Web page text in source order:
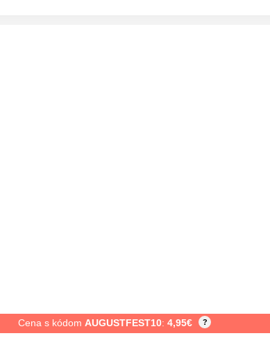
Cena s kódom AUGUSTFEST10: 4,95€ ?